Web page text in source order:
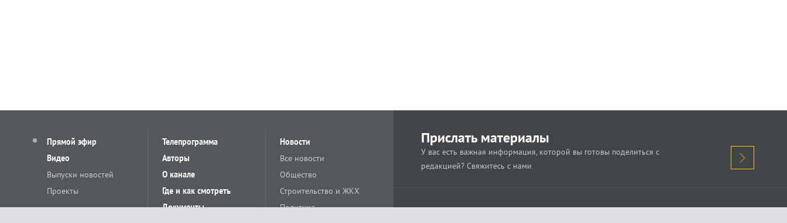
Прямой эфир
Видео
Выпуски новостей
Проекты
Телепрограмма
Авторы
О канале
Где и как смотреть
Документы
Новости
Все новости
Общество
Строительство и ЖКХ
Политика
Прислать материалы
У вас есть важная информация, которой вы готовы поделиться с
редакцией? Свяжитесь с нами